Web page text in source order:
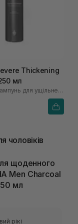
Thickening
мл
Чоловічий шампунь для ущільнення волосся
чоловіків
щоденного
Men Charcoal
мл
рік і